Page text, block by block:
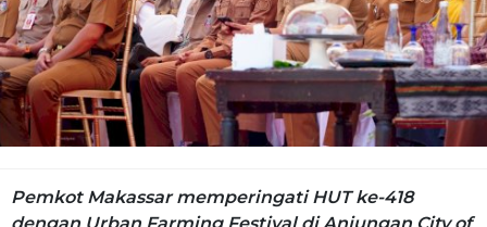
Pemkot Makassar memperingati HUT ke-418
dengan Urban Farming Festival di Anjungan City of